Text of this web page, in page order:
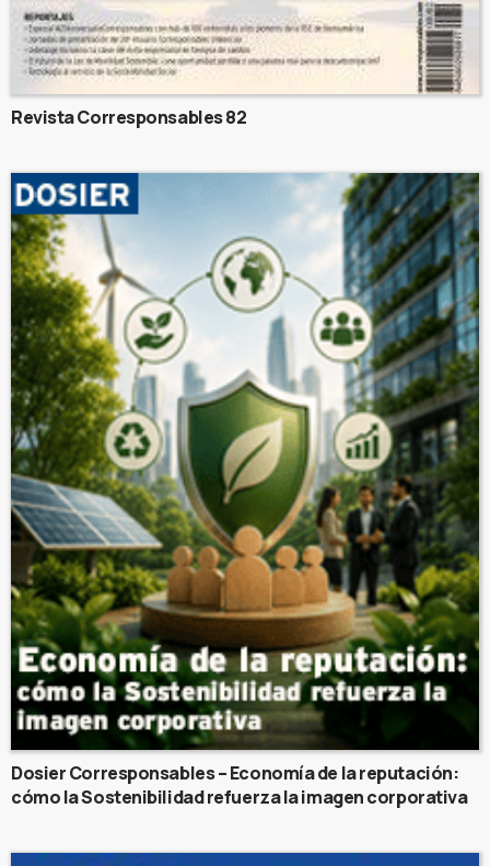
Revista Corresponsables 82
Dosier Corresponsables – Economía de la reputación:
cómo la Sostenibilidad refuerza la imagen corporativa